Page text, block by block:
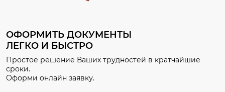
ОФОРМИТЬ ДОКУМЕНТЫ
ЛЕГКО И БЫСТРО
Простое решение Ваших трудностей в кратчайшие
сроки.
Оформи онлайн заявку.